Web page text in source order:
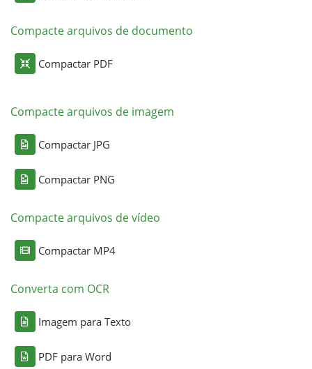
Compacte arquivos de documento
Compactar PDF
Compacte arquivos de imagem
Compactar JPG
Compactar PNG
Compacte arquivos de vídeo
Compactar MP4
Converta com OCR
Imagem para Texto
PDF para Word